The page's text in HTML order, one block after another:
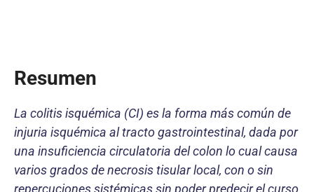
Resumen
La colitis isquémica (CI) es la forma más común de
injuria isquémica al tracto gastrointestinal, dada por
una insuficiencia circulatoria del colon lo cual causa
varios grados de necrosis tisular local, con o sin
repercuciones sistémicas sin poder predecir el curso